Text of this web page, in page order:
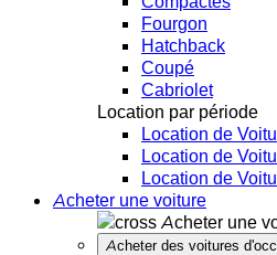
Fourgon
Hatchback
Coupé
Cabriolet
Location par période
Location de
Location de
Location de
Acheter une voiture
Acheter une
Acheter des voitures